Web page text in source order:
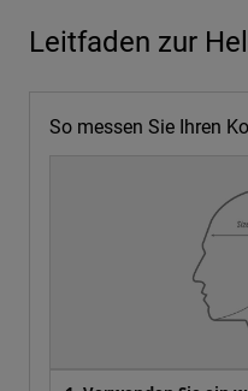
Leitfaden zur
So messen Sie Ihren